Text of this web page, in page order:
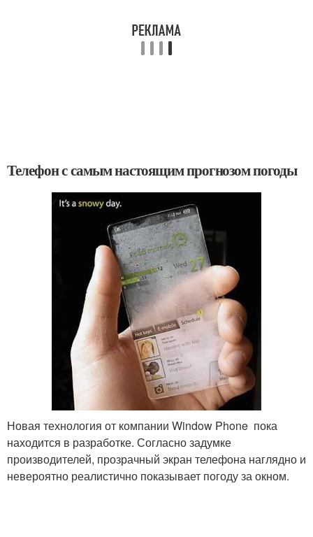
Телефон с самым настоящим прогнозом погоды
Новая технология от компании Window Phone пока
находится в разработке. Согласно задумке
производителей, прозрачный экран телефона наглядно и
невероятно реалистично показывает погоду за окном.